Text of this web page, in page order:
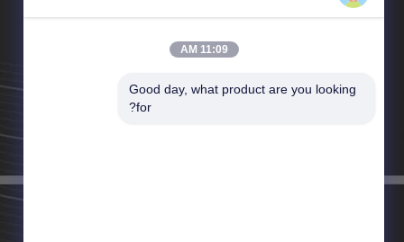
هاتف：86--13862022817
11:09 AM
Good day, what product are you looking
for?